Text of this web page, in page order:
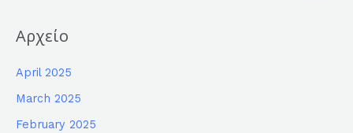
Αρχείο
April 2025
March 2025
February 2025